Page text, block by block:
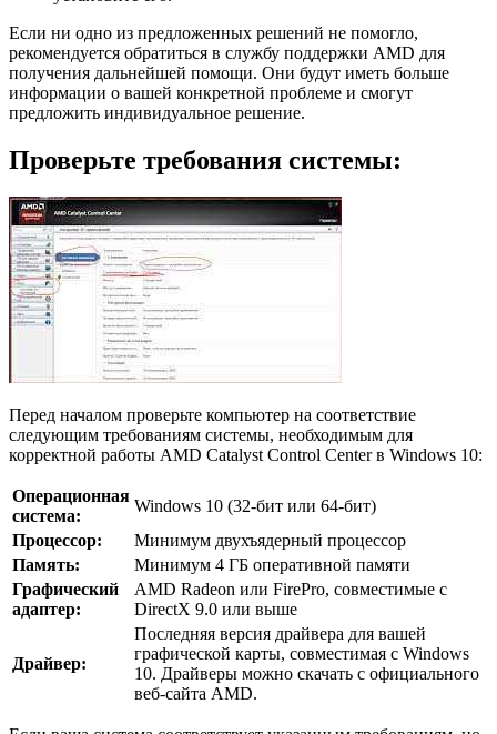
Если ни одно из предложенных решений не помогло,
рекомендуется обратиться в службу поддержки AMD для
получения дальнейшей помощи. Они будут иметь больше
информации о вашей конкретной проблеме и смогут
предложить индивидуальное решение.
Проверьте требования системы:
Перед началом проверьте компьютер на соответствие
следующим требованиям системы, необходимым для
корректной работы AMD Catalyst Control Center в Windows 10:
Операционная
система:
Windows 10 (32-бит или 64-бит)
Процессор:
Минимум двухъядерный процессор
Память:
Минимум 4 ГБ оперативной памяти
Графический
адаптер:
AMD Radeon или FirePro, совместимые с
DirectX 9.0 или выше
Драйвер:
Последняя версия драйвера для вашей
графической карты, совместимая с Windows
10. Драйверы можно скачать с официального
веб-сайта AMD.